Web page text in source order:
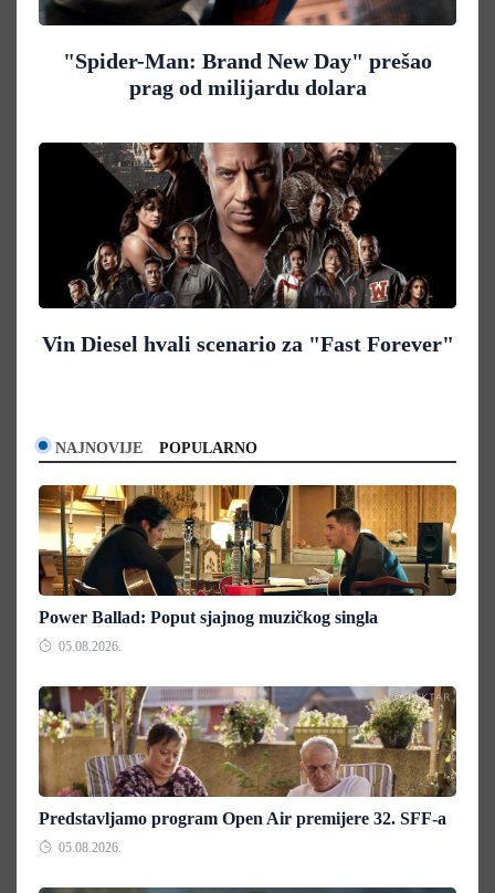
"Spider-Man: Brand New Day" prešao
prag od milijardu dolara
Vin Diesel hvali scenario za "Fast Forever"
NAJNOVIJE POPULARNO
Power Ballad: Poput sjajnog muzičkog singla
05.08.2026.
Predstavljamo program Open Air premijere 32. SFF-a
05.08.2026.